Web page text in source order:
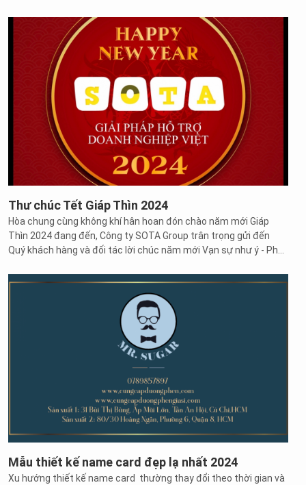
Thư chúc Tết Giáp Thìn 2024
Hòa chung cùng không khí hân hoan đón chào năm mới Giáp
Thìn 2024 đang đến, Công ty SOTA Group trân trọng gửi đến
Quý khách hàng và đối tác lời chúc năm mới Vạn sự như ý - Phú
Mẫu thiết kế name card đẹp lạ nhất 2024
Xu hướng thiết kế name card thường thay đổi theo thời gian và